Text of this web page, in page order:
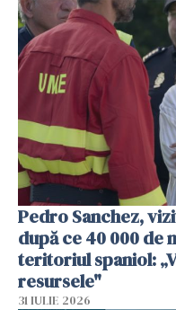
Pedro Sanchez,
după ce 40 000 de
teritoriul spaniol:
resursele"
31 IULIE 2026